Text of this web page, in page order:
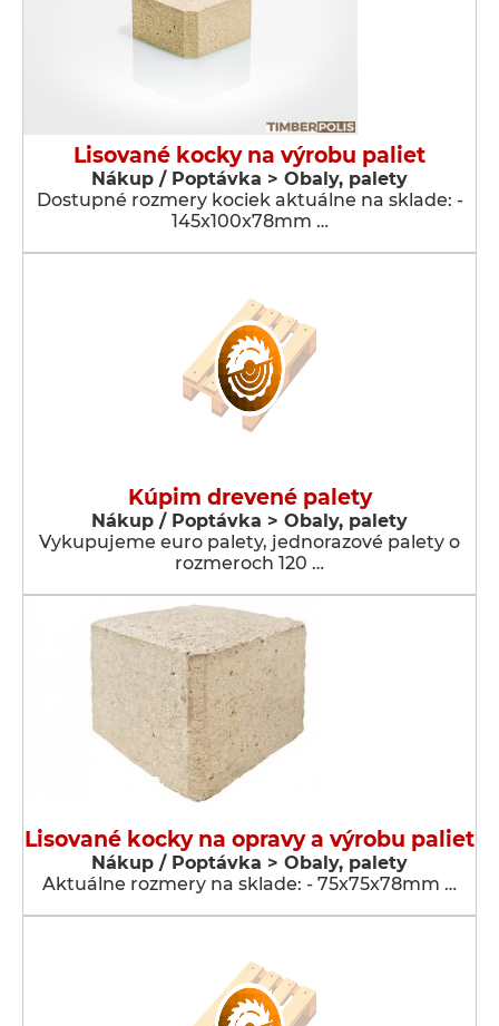
Lisované kocky na výrobu paliet
Nákup / Poptávka > Obaly, palety
Dostupné rozmery kociek aktuálne na sklade: -
145x100x78mm …
Kúpim drevené palety
Nákup / Poptávka > Obaly, palety
Vykupujeme euro palety, jednorazové palety o
rozmeroch 120 …
Lisované kocky na opravy a výrobu paliet
Nákup / Poptávka > Obaly, palety
Aktuálne rozmery na sklade: - 75x75x78mm …